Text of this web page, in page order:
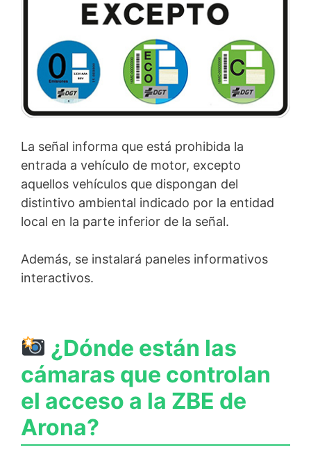
La señal informa que está prohibida la
entrada a vehículo de motor, excepto
aquellos vehículos que dispongan del
distintivo ambiental indicado por la entidad
local en la parte inferior de la señal.
Además, se instalará paneles informativos
interactivos.
¿Dónde están las
cámaras que controlan
el acceso a la ZBE de
Arona?